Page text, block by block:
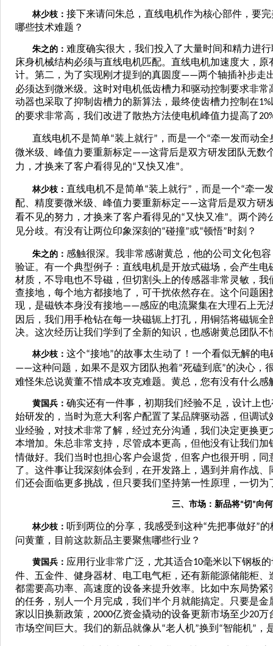
林少枝： 接下来请问朱总，直线电机作为核心部件，要
哪些技术难题？
朱之的： 难度确实很大，我们投入了大量时间和精力进
床身机械结构必须与直线电机匹配。直线电机加速度大，
计。第二，为了实现刚才提到的真圆度——两个轴插补步走
必须达到微米级。这时对电机低齿槽力和驱动控制要求非
动器也采取了抑制齿槽力的新算法，最终使齿槽力控制在1%
的要求非常高，我们改进了散热方法使电机峰值力提高了
直线电机不是简单“装上就行” ，而是一个“牵一发而动全
微米级、峰值力要重新标定——这背后是双方研发团队无数
力，才换来了客户看得见的“又快又准”。
林少枝： 直线电机不是简单“装上就行” ，而是一个“牵一
配、精度要微米级、峰值力要重新标定——这背后是双方研
看不见的努力，才换来了客户看得见的“又快又准”。两个跨
见分歧。有没有让两位印象深刻的“碰撞”或“顿悟”时刻？
朱之的： 感触很深。我非常感谢黄总，他的公司文化包
验证。有一个典型例子：直线电机是开放式磁场，会产生
材质，不导电也不导磁，但切割头上的传感器非常灵敏，
查接地，每个地方都接地了，可干扰依然存在。这个问题
现，是磁铁本身没有接地——感应的电流聚集在大理石上无
因后，我们用手枪钻在每一块磁轭上打孔，用铜箔将磁轭
决。这次经历让我们学到了全新的知识，也感谢黄总团队不
林少枝： 这个“接地”的故事太生动了！一个看似无解的
——这种问题，如果不是双方团队抱着“死磕到底”的决心，
难怪朱总说黄董不惜成本攻克难题。黄总，您有没有什么感
黄国兵： 确实还有一件事，初期我们经验不足，设计上
始研发的，当时为意大利客户配置了某品牌驱动器，但调试
业经验，对技术非常了解，经过充分沟通，我们决定更换
本增加。朱总非常支持，尽管成本更高，但他没有让我们加
情做好。我们当时也担心客户会退货，但客户也很开明，
了。这件事让我深刻体会到，在开发路上，遇到并肩作战
们还会面临更多挑战，但只要我们坚持第一性原理，一切
三、市场：新品将“切 ”向
林少枝： 听到两位的分享，我感受到这种“先把事做好”的
问黄董，目前这款新品主要聚焦哪些行业？
黄国兵： 应用行业非常广泛，尤其适合10毫米以下钢板
件、五金件、健身器材、电工电气柜，还有新能源储能柜
都需要高功率、高速度的设备来提升效率。比如中东局势
的任务，别人一个月完成，我们半个月就能搞定。只要是
家以旧换新政策， 2000亿资金撬动的设备更新市场至少20万
市场空间巨大。我们的新品就像从“老人机”换到 “智能机” ，